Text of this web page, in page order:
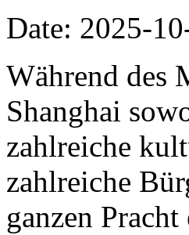
Date: 2025-
Während des
Shanghai
zahlreiche
zahlreiche
ganzen